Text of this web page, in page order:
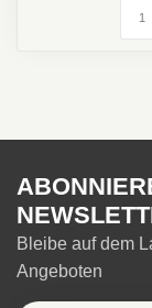
Bleibe auf dem
Angeboten